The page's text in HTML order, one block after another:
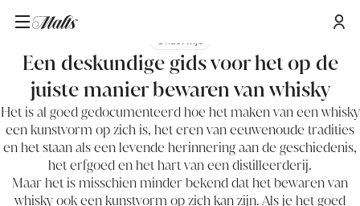
Onderwijs
Een deskundige gids voor het op de
juiste manier bewaren van whisky
Het is al goed gedocumenteerd hoe het maken van een whisky
een kunstvorm op zich is, het eren van eeuwenoude tradities
en het staan als een levende herinnering aan de geschiedenis,
het erfgoed en het hart van een distilleerderij.
Maar het is misschien minder bekend dat het bewaren van
whisky ook een kunstvorm op zich kan zijn. Als je het goed